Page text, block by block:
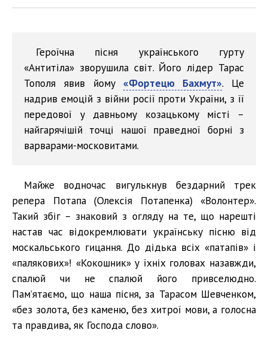
Героїчна пісня українського гурту
«Антитіла» зворушила світ. Його лідер Тарас
Тополя явив йому«Фортецю Бахмут». Це
надрив емоцій з війни росії проти України, з її
передової у давньому козацькому місті –
найгарячішій точці нашої праведної борні з
варварами-московитами.
Майже водночас вигулькнув бездарний трек
репера Потапа (Олексія Потапенка) «Волонтер».
Такий збіг – знаковий з огляду на те, що нарешті
настав час відокремлювати українську пісню від
москальського гицання. До дідька всіх «патапів» і
«палякових»! «Кокошник» у їхніх головах назавжди,
спалюй чи не спалюй його привселюдно.
Пам’ятаємо, що наша пісня, за Тарасом Шевченком,
«без золота, без каменю, без хитрої мови, а голосна
та правдива, як Господа слово».